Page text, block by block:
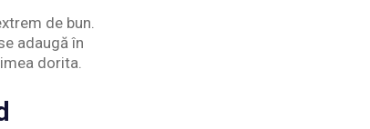
de bun.
adaugă în
dorita.